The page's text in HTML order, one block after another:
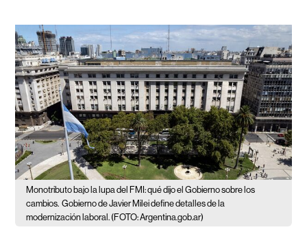
Monotributo bajo la lupa del FMI: qué dijo el Gobierno sobre los
cambios. Gobierno de Javier Milei define detalles de la
modernización laboral. (FOTO: Argentina.gob.ar)